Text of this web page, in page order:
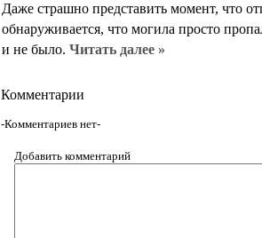
Даже страшно представить момент, что
обнаруживается, что могила просто
и не было. Читать далее »
Комментарии
-Комментариев нет-
Добавить комментарий